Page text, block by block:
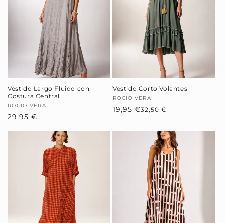
Vestido Largo Fluido con
Costura Central
Proveedor:
ROCIO VERA
Precio
29,95 €
Vestido Corto Volantes
Proveedor:
ROCIO VERA
32,50 €
oferta
19,95 €